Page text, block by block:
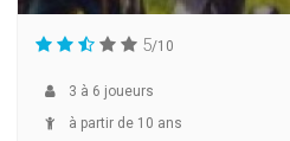
5/10
3 à 6 joueurs
à partir de 10 ans